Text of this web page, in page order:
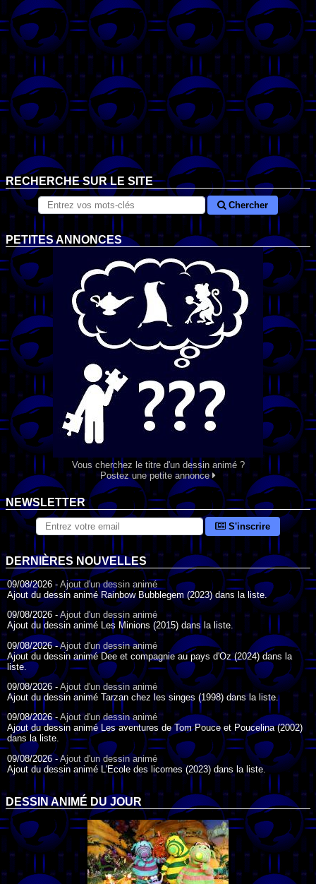
RECHERCHE SUR LE SITE
Chercher
PETITES ANNONCES
Vous cherchez le titre d'un dessin animé ?
Postez une petite annonce
NEWSLETTER
S'inscrire
DERNIÈRES NOUVELLES
09/08/2026 - Ajout d'un dessin animé
Ajout du dessin animé Rainbow Bubblegem (2023) dans la liste.
09/08/2026 -Ajout d'un dessin animé
Ajout du dessin animé Les Minions (2015) dans la liste.
09/08/2026 -Ajout d'un dessin animé
Ajout du dessin animé Dee et compagnie au pays d'Oz (2024) dans la
liste.
09/08/2026 -Ajout d'un dessin animé
Ajout du dessin animé Tarzan chez les singes (1998) dans la liste.
09/08/2026 - Ajout d'un dessin animé
Ajout du dessin animé Les aventures de Tom Pouce et Poucelina (2002)
dans la liste.
09/08/2026 -Ajout d'un dessin animé
Ajout du dessin animé L'Ecole des licornes (2023) dans la liste.
09/08/2026 -
Ajout d'un dessin animé
Ajout du dessin animé Wonder Choux ! (2006) dans la liste.
09/08/2026 -
Ajout d'un dessin animé
Ajout du dessin animé Anna et ses amis (2022) dans la liste.
09/08/2026 - Ajout d'un dessin animé
Ajout du dessin animé Tom Pouce en trouble (1940) dans la liste.
09/08/2026 -Ajout d'un dessin animé
DESSIN ANIMÉ DU JOUR